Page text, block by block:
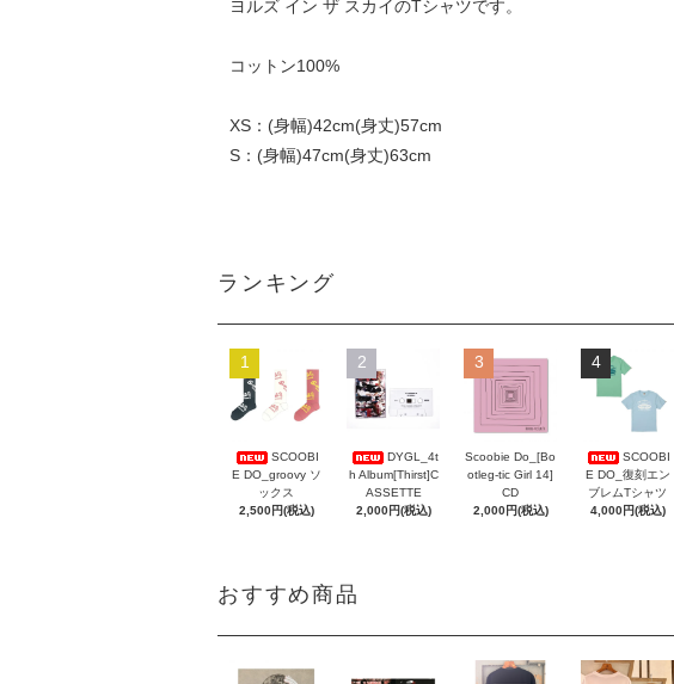
ヨルズ イン ザ スカイのTシャツです。
コットン100%
XS：(身幅)42cm(身丈)57cm
S：(身幅)47cm(身丈)63cm
ランキング
1
SCOOBI
E DO_groovy ソ
ックス
2,500円(税込)
2
DYGL_4t
h Album[Thirst]C
ASSETTE
2,000円(税込)
3
Scoobie Do_[Bo
otleg-tic Girl 14]
CD
2,000円(税込)
4
SCOOBI
E DO_復刻エン
ブレムTシャツ
4,000円(税込)
おすすめ商品